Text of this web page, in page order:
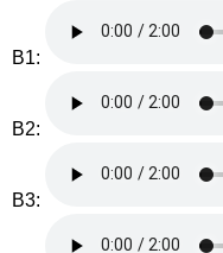
B1:
B2:
B3: